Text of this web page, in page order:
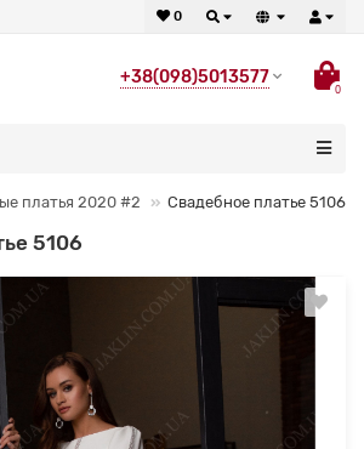
0
+38(098)5013577
0
платья 2020 #2 Свадебное платье 5106
5106